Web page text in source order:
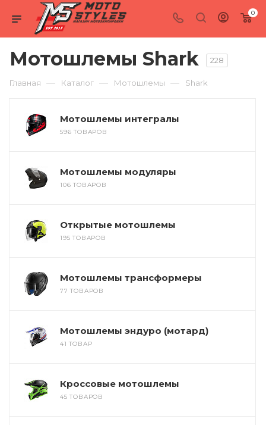
0
Мотошлемы Shark 228
Главная — Каталог — Мотошлемы — Shark
Мотошлемы интегралы
596 ТОВАРОВ
Мотошлемы модуляры
106 ТОВАРОВ
Открытые мотошлемы
195 ТОВАРОВ
Мотошлемы трансформеры
77 ТОВАРОВ
Мотошлемы эндуро (мотард)
41 ТОВАР
Кроссовые мотошлемы
45 ТОВАРОВ